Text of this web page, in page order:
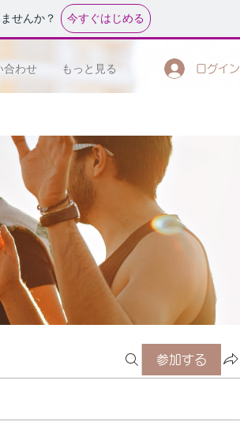
せんか？ 今すぐはじめる
合わせ もっと見る ログイン
参加する